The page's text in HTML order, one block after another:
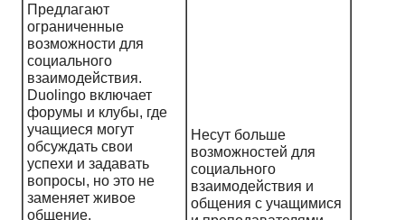
Предлагают
ограниченные
возможности для
социального
взаимодействия.
Duolingo включает
форумы и клубы, где
учащиеся могут
обсуждать свои
успехи и задавать
вопросы, но это не
заменяет живое
общение.
Несут больше
возможностей для
социального
взаимодействия и
общения с учащимися